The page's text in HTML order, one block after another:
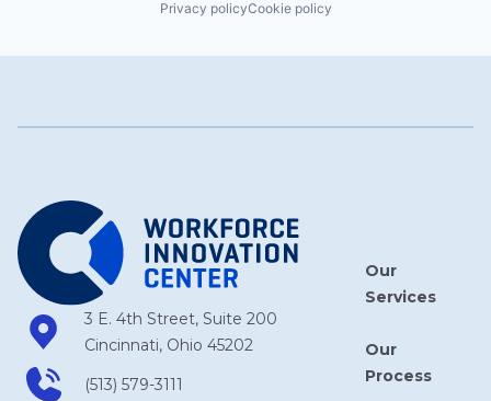
Privacy policyCookie policy
3 E. 4th Street, Suite 200
Cincinnati, Ohio 45202
(513) 579-3111
Our
Services
Our
Process